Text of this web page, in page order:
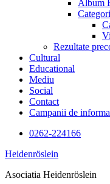
Album
Rezultate
Cultural
Educational
Mediu
Social
Contact
Campanii de
0262-224166
Heidenröslein
Asociatia Heidenröslein